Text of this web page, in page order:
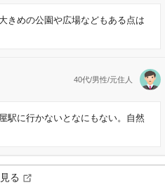
きめの公園や広場などもある点は
40代/男性/元住人
駅に行かないとなにもない。自然
る